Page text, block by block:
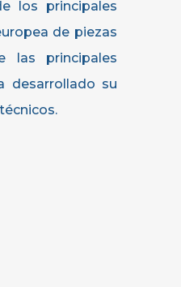
los principales
de piezas
las principales
desarrollado su